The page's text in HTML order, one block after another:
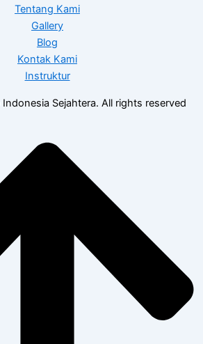
Tentang Kami
Gallery
Blog
Kontak Kami
Instruktur
Sejahtera. All rights reserved